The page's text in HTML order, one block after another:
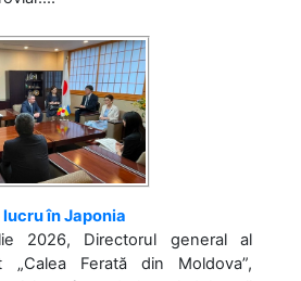
în Japonia
2026, Directorul general al
Ferată din Moldova”,